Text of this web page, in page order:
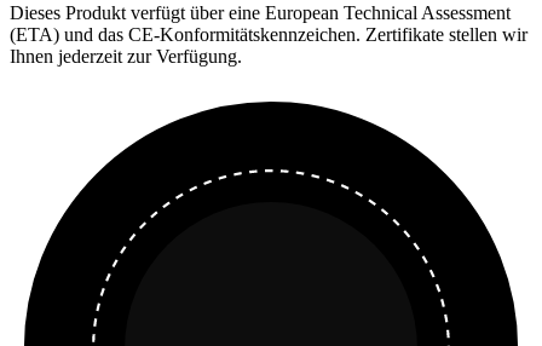
Dieses Produkt verfügt über eine European Technical Assessment
(ETA) und das CE-Konformitätskennzeichen. Zertifikate stellen wir
Ihnen jederzeit zur Verfügung.